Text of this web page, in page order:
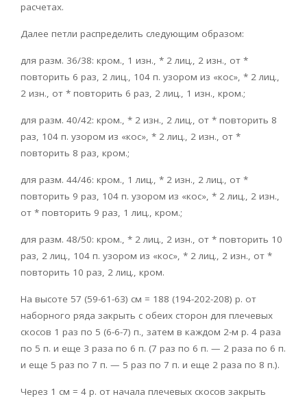
расчетах.
Далее петли распределить следующим образом:
для разм. 36/38: кром., 1 изн., * 2 лиц., 2 изн., от *
повторить 6 раз, 2 лиц., 104 п. узором из «кос», * 2 лиц.,
2 изн., от * повторить 6 раз, 2 лиц., 1 изн., кром.;
для разм. 40/42: кром., * 2 изн., 2 лиц., от * повторить 8
раз, 104 п. узором из «кос», * 2 лиц., 2 изн., от *
повторить 8 раз, кром.;
для разм. 44/46: кром., 1 лиц., * 2 изн., 2 лиц., от *
повторить 9 раз, 104 п. узором из «кос», * 2 лиц., 2 изн.,
от * повторить 9 раз, 1 лиц., кром.;
для разм. 48/50: кром., * 2 лиц., 2 изн., от * повторить 10
раз, 2 лиц., 104 п. узором из «кос», * 2 лиц., 2 изн., от *
повторить 10 раз, 2 лиц., кром.
На высоте 57 (59-61-63) см = 188 (194-202-208) р. от
наборного ряда закрыть с обеих сторон для плечевых
скосов 1 раз по 5 (6-6-7) п., затем в каждом 2-м р. 4 раза
по 5 п. и еще 3 раза по 6 п. (7 раз по 6 п. — 2 раза по 6 п.
и еще 5 раз по 7 п. — 5 раз по 7 п. и еще 2 раза по 8 п.).
Через 1 см = 4 р. от начала плечевых скосов закрыть